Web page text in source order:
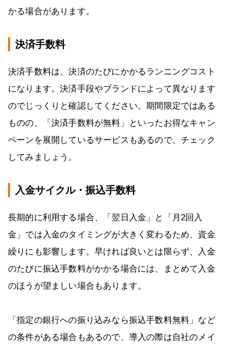
かる場合があります。
決済手数料
決済手数料は、決済のたびにかかるランニングコスト
になります。決済手段やブランドによって異なります
のでじっくりと確認してください。期間限定ではある
ものの、「決済手数料が無料」といったお得なキャン
ペーンを展開しているサービスもあるので、チェック
してみましょう。
入金サイクル・振込手数料
長期的に利用する場合、「翌日入金」と「月2回入
金」では入金のタイミングが大きく変わるため、資金
繰りにも影響します。早ければ良いとは限らず、入金
のたびに振込手数料がかかる場合には、まとめて入金
のほうが望ましい場合もあります。
「指定の銀行への振り込みなら振込手数料無料」など
の条件がある場合もあるので、導入の際は自社のメイ